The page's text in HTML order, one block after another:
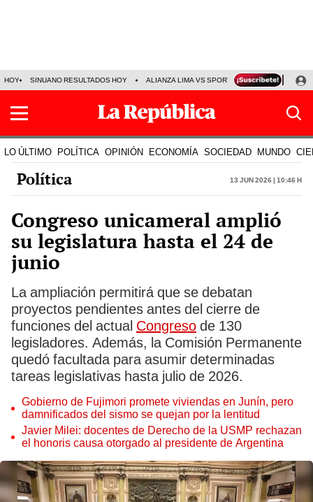
HOY SINUANO RESULTADOS HOY ALIANZA LIMA VS SPORT BOYS JORGE
LO ÚLTIMO POLÍTICA OPINIÓN ECONOMÍA SOCIEDAD MUNDO
Política 13 Jun 2026 | 10:46 h
Congreso unicameral amplió
su legislatura hasta el 24 de
junio
La ampliación permitirá que se debatan
proyectos pendientes antes del cierre de
funciones del actual Congreso de 130
legisladores. Además, la Comisión Permanente
quedó facultada para asumir determinadas
tareas legislativas hasta julio de 2026.
Gobierno de Fujimori promete viviendas en Junín, pero
damnificados del sismo se quejan por la lentitud
Javier Milei: docentes de Derecho de la USMP rechazan
el honoris causa otorgado al presidente de Argentina